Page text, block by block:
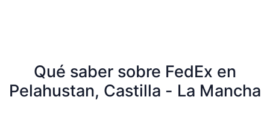
Qué saber sobre FedEx en
Pelahustan, Castilla - La Mancha